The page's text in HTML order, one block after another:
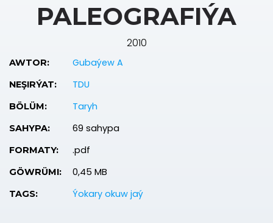
PALEOGRAFIÝA
2010
AWTOR: Gubaýew A
NEŞIRÝAT: TDU
BÖLÜM: Taryh
SAHYPA: 69 sahypa
FORMATY: .pdf
GÖWRÜMI: 0,45 MB
TAGS: Ýokary okuw jaý